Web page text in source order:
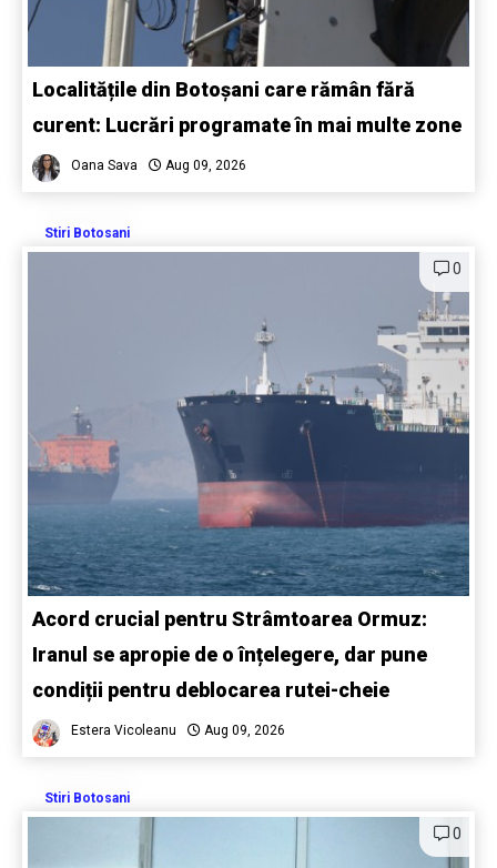
Localitățile din Botoșani care rămân fără
curent: Lucrări programate în mai multe zone
Oana Sava Aug 09, 2026
Stiri Botosani
0
Acord crucial pentru Strâmtoarea Ormuz:
Iranul se apropie de o înțelegere, dar pune
condiții pentru deblocarea rutei-cheie
Estera Vicoleanu Aug 09, 2026
Stiri Botosani
0